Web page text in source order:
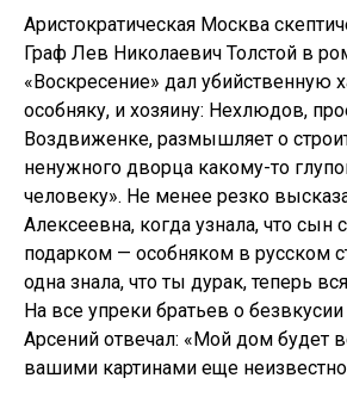
Аристократическая Москва
Граф Лев Николаевич Толстой в
«Воскресение» дал убийственную
особняку, и хозяину: Нехлюдов,
Воздвиженке, размышляет о
ненужного дворца какому-то
человеку». Не менее резко
Алексеевна, когда узнала, что сын
подарком — особняком в русском
одна знала, что ты дурак, теперь
На все упреки братьев о
Арсений отвечал: «Мой дом будет
вашими картинами еще неизвестно